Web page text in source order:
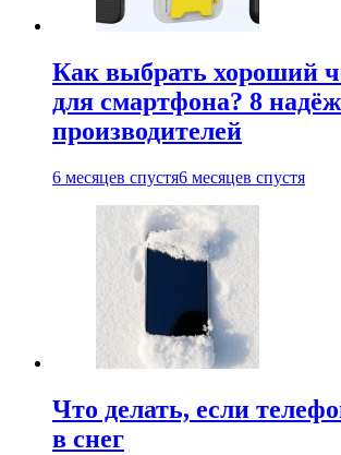
Как выбрать хороший
для смартфона? 8
производителей
6 месяцев спустя6 месяцев спустя
Что делать, если
в снег